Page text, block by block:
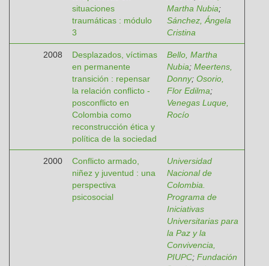
situaciones
traumáticas : módulo
3
Martha Nubia;
Sánchez, Ángela
Cristina
2008
Desplazados, víctimas
en permanente
transición : repensar
la relación conflicto -
posconflicto en
Colombia como
reconstrucción ética y
política de la sociedad
Bello, Martha
Nubia; Meertens,
Donny; Osorio,
Flor Edilma;
Venegas Luque,
Rocío
2000
Conflicto armado,
niñez y juventud : una
perspectiva
psicosocial
Universidad
Nacional de
Colombia.
Programa de
Iniciativas
Universitarias para
la Paz y la
Convivencia,
PIUPC; Fundación